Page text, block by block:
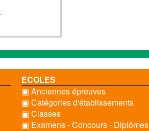
.
ECOLES
▣ Anciennes épreuves
▣ Catégories d'établissements
▣ Classes
▣ Examens - Concours - Diplômes